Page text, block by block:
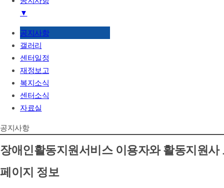
후원/자원봉사
알림마당/정보제공
▼
공지사항
갤러리
센터일정
재정보고
복지소식
센터소식
자료실
공지사항
갤러리
센터일정
재정보고
복지소식
센터소식
자료실
공지사항
장애인활동지원서비스 이용자와 활동지원사
페이지 정보